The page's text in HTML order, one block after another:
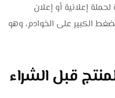
إعلانية أو إعلان
الكبير على الخوادم، وهو
قبل الشراء